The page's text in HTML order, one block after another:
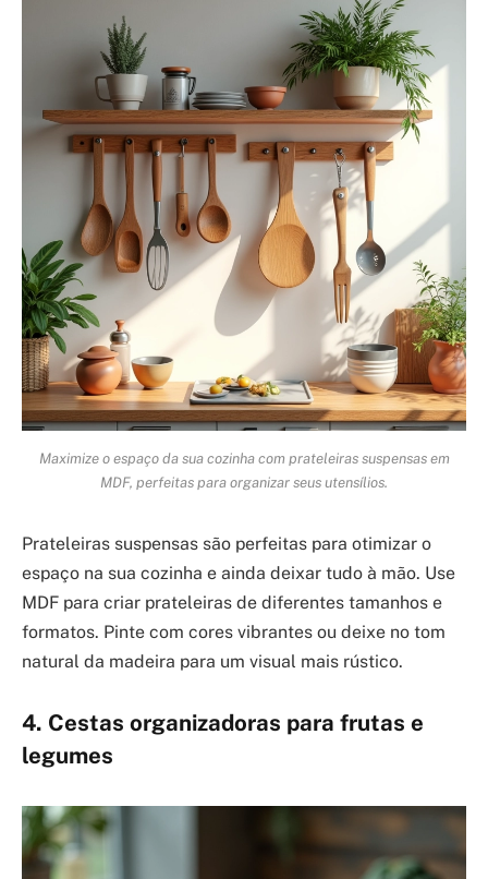
Maximize o espaço da sua cozinha com prateleiras suspensas em
MDF, perfeitas para organizar seus utensílios.
Prateleiras suspensas são perfeitas para otimizar o
espaço na sua cozinha e ainda deixar tudo à mão. Use
MDF para criar prateleiras de diferentes tamanhos e
formatos. Pinte com cores vibrantes ou deixe no tom
natural da madeira para um visual mais rústico.
4. Cestas organizadoras para frutas e
legumes